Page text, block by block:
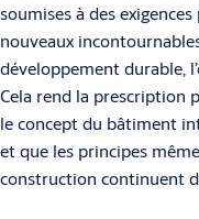
soumises à des
nouveaux
développement durable,
Cela rend la prescription
le concept du bâtiment
et que les principes
construction continuent